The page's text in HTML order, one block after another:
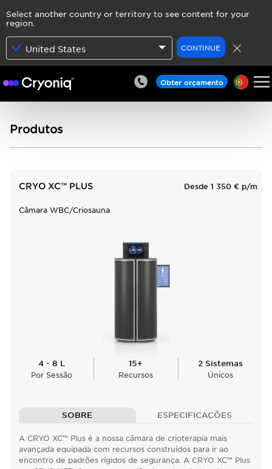
Select another country or territory to see content for your
region.
United States CONTINUE
Obter orçamento
Produtos
CRYO XC™ PLUS
Câmara WBC/Criosauna
Desde 1 350 € p/m
4 - 8 L
Por Sessão
15+
Recursos
2 Sistemas
Únicos
SOBRE ESPECIFICAÇÕES
A CRYO XC™ Plus é a nossa câmara de crioterapia mais
avançada equipada com recursos construídos para ir ao
encontro de padrões rígidos de segurança. A CRYO XC™ Plus